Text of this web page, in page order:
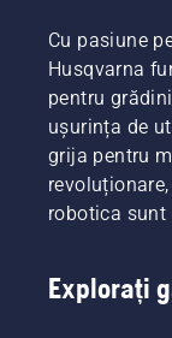
Cu pasiune
Husqvarna
pentru
ușurința de
grija pentru
robotica sunt
Explorați